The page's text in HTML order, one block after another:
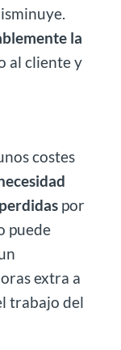
la
al cliente y
costes
por
puede
extra a
trabajo del